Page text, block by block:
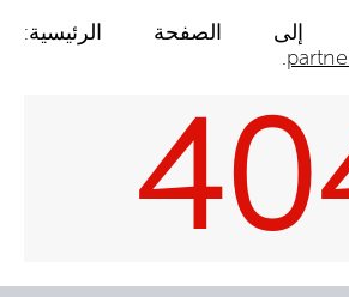
إلى الصفحة الرئيسية:
.